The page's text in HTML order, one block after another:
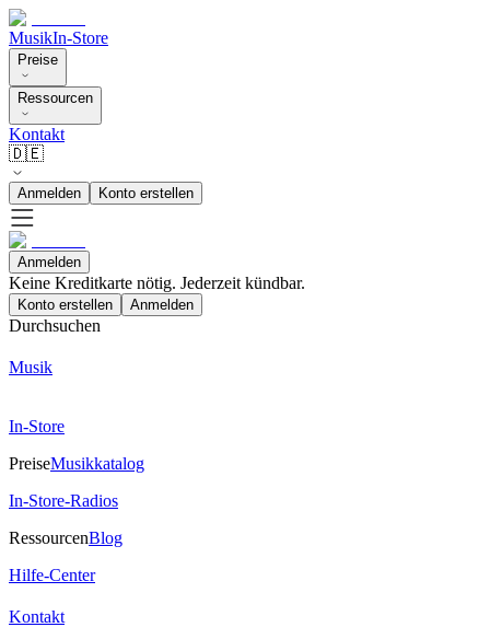
MusikIn-Store
Preise
Ressourcen
Kontakt
🇩🇪
Anmelden Konto erstellen
Anmelden
Keine Kreditkarte nötig. Jederzeit kündbar.
Konto erstellen Anmelden
Durchsuchen
Musik
In-Store
PreiseMusikkatalog
In-Store-Radios
RessourcenBlog
Hilfe-Center
Kontakt